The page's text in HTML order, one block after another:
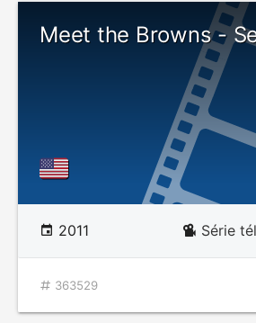
Meet the Browns -
2011 Série
363529